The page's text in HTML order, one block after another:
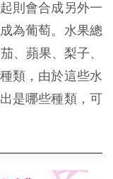
則會合成另外一
為葡萄。水果總
、蘋果、梨子、
類，由於這些水
是哪些種類，可